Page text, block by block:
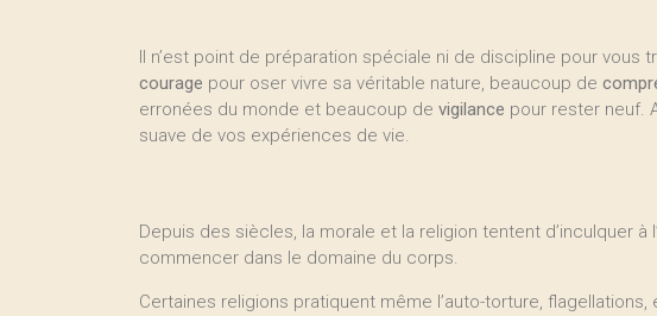
Il n’est point de préparation spéciale ni de discipline pour vous
courage pour oser vivre sa véritable nature, beaucoup de
erronées du monde et beaucoup de vigilance pour rester neuf.
suave de vos expériences de vie.
Depuis des siècles, la morale et la religion tentent d’inculquer à
commencer dans le domaine du corps.
Certaines religions pratiquent même l’auto-torture,